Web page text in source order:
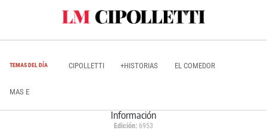
TEMAS DEL DÍA CIPOLLETTI +HISTORIAS EL COMEDOR
MAS E
Información
Edición: 6953